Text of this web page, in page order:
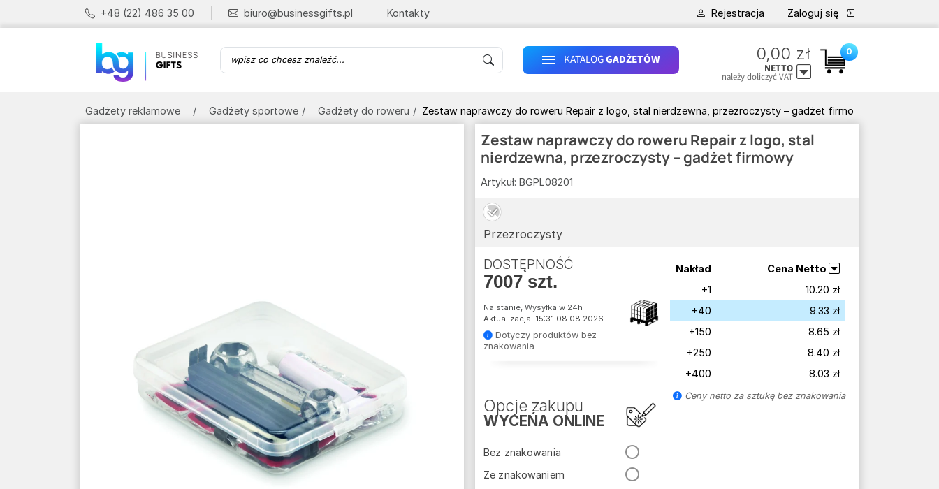
+48 (22) 486 35 00 biuro@businessgifts.pl Kontakty Rejestracja Zaloguj się
KATALOGGADŻETÓW 0,00 zł
NETTO
należy doliczyć VAT
0
Gadżety reklamowe Gadżety sportowe Gadżety do roweru Zestaw naprawczy do roweru Repair z logo, stal nierdzewna, przezroczysty – gadżet firmowy
Zestaw naprawczy do roweru Repair z logo, stal
nierdzewna, przezroczysty – gadżet firmowy
Artykuł: BGPL08201
Przezroczysty
DOSTĘPNOŚĆ
7007 szt.
Na stanie, Wysyłka w 24h
Aktualizacja: 15:31 08.08.2026
Dotyczy produktów bez
znakowania
Opcje zakupu
WYCEŃA ONLINE
Bez znakowania
Ze znakowaniem
Nakład
Cena Netto
+1
10.20 zł
+40
9.33 zł
+150
8.65 zł
+250
8.40 zł
+400
8.03 zł
Ceny netto za sztukę bez znakowania